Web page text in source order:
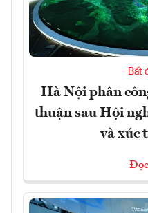
Bất
Hà Nội phân
thuận sau Hội
và xúc